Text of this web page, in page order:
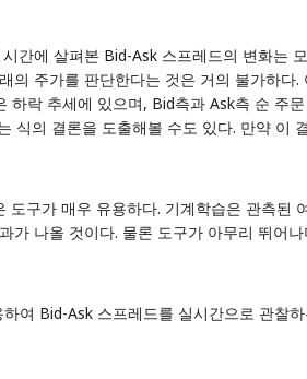
간에 살펴본 Bid-Ask 스프레드의 변화는
주가를 판단한다는 것은 거의 불가하
락 추세에 있으며, Bid측과 Ask측 순 주
식의 결론을 도출해볼 수도 있다. 만약 이
구가 매우 유용하다. 기계학습은 관측된
나올 것이다. 물론 도구가 아무리 뛰어
여 Bid-Ask 스프레드를 실시간으로 관찰